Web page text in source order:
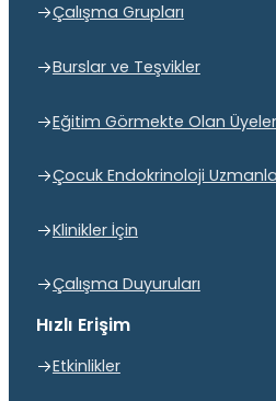
Çalışma Grupları
Burslar ve Teşvikler
Eğitim Görmekte Olan
Çocuk Endokrinoloji
Klinikler İçin
Çalışma Duyuruları
Hızlı Erişim
Etkinlikler